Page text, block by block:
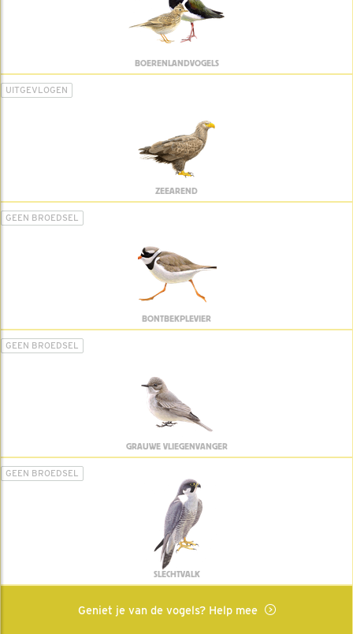
BOERENLANDVOGELS
UITGEVLOGEN
ZEEAREND
GEEN BROEDSEL
BONTBEKPLEVIER
GEEN BROEDSEL
GRAUWE VLIEGENVANGER
GEEN BROEDSEL
SLECHTVALK
Geniet je van de vogels? Help mee